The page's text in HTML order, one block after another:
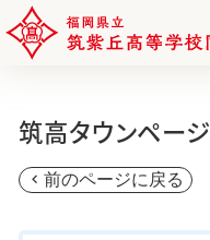
筑高タウンページ
chevron_left前のページに戻る